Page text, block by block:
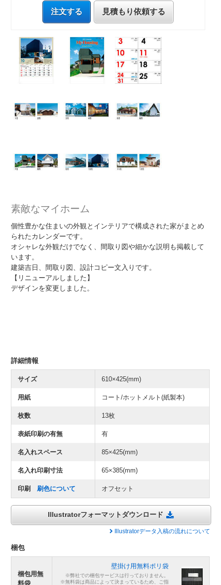
注文する 見積もり依頼する
素敵なマイホーム
個性豊かな住まいの外観とインテリアで構成された家がまとめ
られたカレンダーです。
オシャレな外観だけでなく、間取り図や細かな説明も掲載して
います。
建築吉日、間取り図、設計コピー文入りです。
【リニューアルしました】
デザインを変更しました。
詳細情報
サイズ 610×425(mm)
用紙 コート/ホットメルト(紙製本)
枚数 13枚
表紙印刷の有無 有
名入れスペース 85×425(mm)
名入れ印刷寸法 65×385(mm)
印刷刷色について オフセット
Illustratorフォーマットダウンロード
Illustratorデータ入稿の流れについて
梱包
梱包用無
料袋
壁掛け用無料ポリ袋
※弊社での梱包サービスは行っておりません。
※無料袋は商品によって決まっているため、ご指